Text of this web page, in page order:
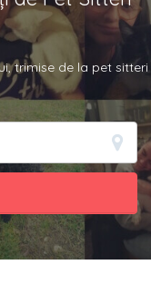
trimise de la pet sitteri